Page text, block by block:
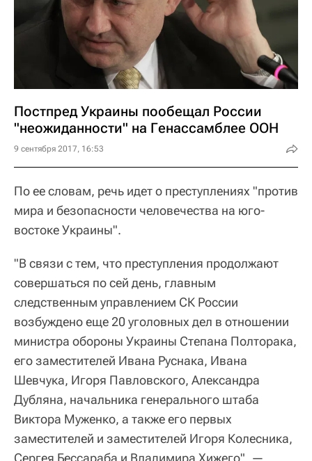
Постпред Украины пообещал России
"неожиданности" на Генассамблее ООН
9 сентября 2017, 16:53
По ее словам, речь идет о преступлениях "против
мира и безопасности человечества на юго-
востоке Украины".
"В связи с тем, что преступления продолжают
совершаться по сей день, главным
следственным управлением СК России
возбуждено еще 20 уголовных дел в отношении
министра обороны Украины Степана Полторака,
его заместителей Ивана Руснака, Ивана
Шевчука, Игоря Павловского, Александра
Дубляна, начальника генерального штаба
Виктора Муженко, а также его первых
заместителей и заместителей Игоря Колесника,
Сергея Бессараба и Владимира Хижего", —